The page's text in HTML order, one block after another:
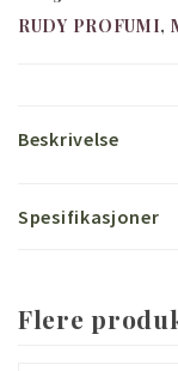
RUDY PROFUMI
Beskrivelse
Spesifikasjoner
Flere